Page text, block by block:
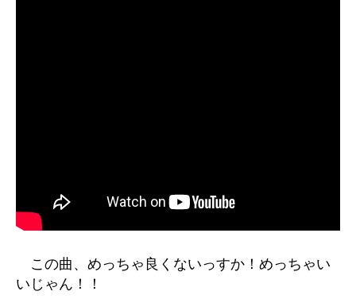
この曲、めっちゃ良くないっすか！めっちゃい
いじゃん！！